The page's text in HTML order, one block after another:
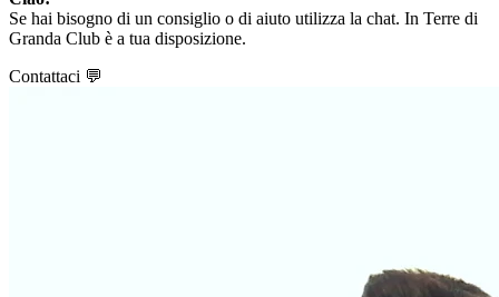
Se hai bisogno di un consiglio o di aiuto utilizza la chat. In Terre di
Granda Club è a tua disposizione.
Contattaci 💬